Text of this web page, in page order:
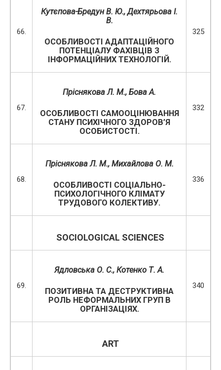
66.
Кутєпова-Бредун В. Ю., Дехтярьова І.
В.
ОСОБЛИВОСТІ АДАПТАЦІЙНОГО
ПОТЕНЦІАЛУ ФАХІВЦІВ З
ІНФОРМАЦІЙНИХ ТЕХНОЛОГІЙ.
325
67.
Пріснякова Л. М., Бова А.
ОСОБЛИВОСТІ САМООЦІНЮВАННЯ
СТАНУ ПСИХІЧНОГО ЗДОРОВ’Я
ОСОБИСТОСТІ.
332
68.
Пріснякова Л. М., Михайлова О. М.
ОСОБЛИВОСТІ СОЦІАЛЬНО-
ПСИХОЛОГІЧНОГО КЛІМАТУ
ТРУДОВОГО КОЛЕКТИВУ.
336
SOCIOLOGICAL SCIENCES
69.
Ядловська О. С., Котенко Т. А.
ПОЗИТИВНА ТА ДЕСТРУКТИВНА
РОЛЬ НЕФОРМАЛЬНИХ ГРУП В
ОРГАНІЗАЦІЯХ.
340
ART